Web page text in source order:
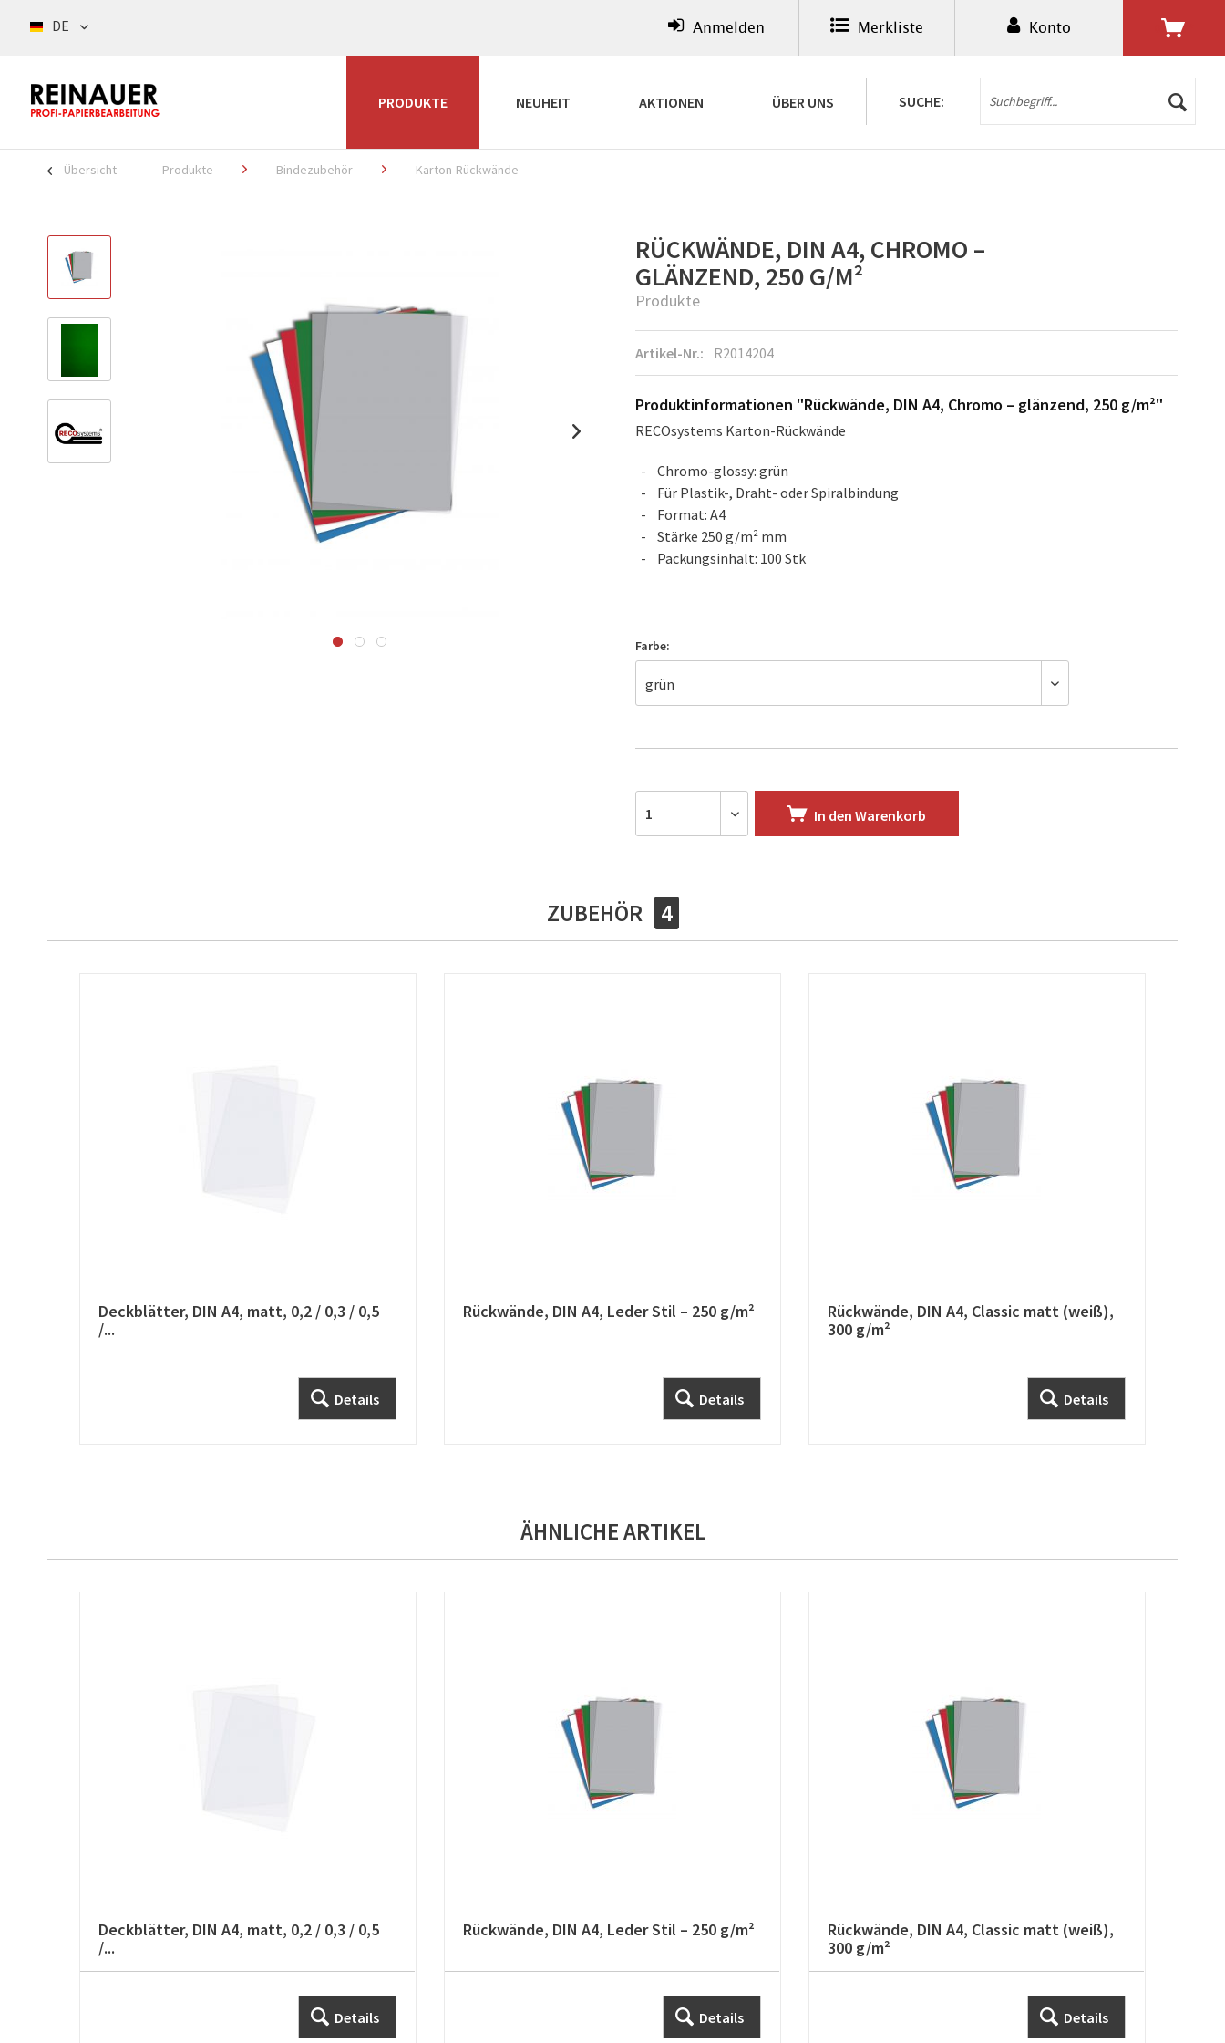
DE Anmelden Merkliste Konto 0,00 € *
SUCHE:
PRODUKTE NEUHEIT AKTIONEN ÜBER UNS
Übersicht Produkte Bindezubehör Karton-Rückwände
RÜCKWÄNDE, DIN A4, CHROMO –
GLÄNZEND, 250 G/M²
Produkte
Artikel-Nr.: R2014204
Produktinformationen "Rückwände, DIN A4, Chromo – glänzend, 250 g/m²"
RECOsystems Karton-Rückwände
Chromo-glossy: grün
Für Plastik-, Draht- oder Spiralbindung
Format: A4
Stärke 250 g/m² mm
Packungsinhalt: 100 Stk
Farbe:
In den Warenkorb
ZUBEHÖR 4
Deckblätter, DIN A4, matt, 0,2 / 0,3 / 0,5
/...
Details
Rückwände, DIN A4, Leder Stil – 250 g/m²
Details
Rückwände, DIN A4, Classic matt (weiß),
300 g/m²
Details
ÄHNLICHE ARTIKEL
Deckblätter, DIN A4, matt, 0,2 / 0,3 / 0,5
/...
Details
Rückwände, DIN A4, Leder Stil – 250 g/m²
Details
Rückwände, DIN A4, Classic matt (weiß),
300 g/m²
Details